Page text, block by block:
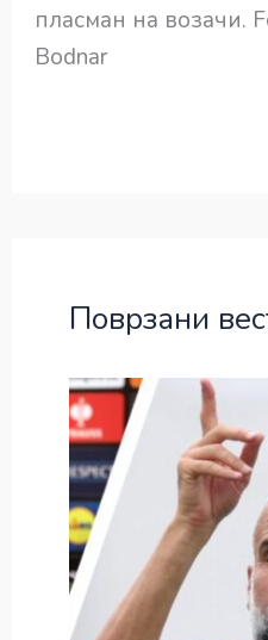
пласман на возачи.
Bodnar
Поврзани